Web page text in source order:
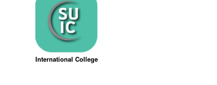
International College